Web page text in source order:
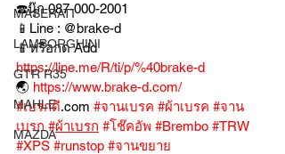
MASERATI
LAMBORGHINI
GTR R35
MAHLE
MAZDA
☎️นุ๊ก 087-000-2001
📱Line : @brake-d
📱หรือกด Add
https://line.me/R/ti/p/%40brake-d
🌏 https://www.brake-d.com/
#เบรกดี.com #จานเบรค #ผ้าเบรค #จาน
เบรก #ผ้าเบรก #โช๊คอัพ #Brembo #TRW
#XPS #runstop #จานขยาย